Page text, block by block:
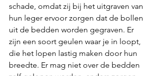
schade, omdat zij bij het uitgraven van
hun leger ervoor zorgen dat de bollen
uit de bedden worden gegraven. Er
zijn een soort geulen waar je in loopt,
die het lopen lastig maken door hun
breedte. Er mag niet over de bedden